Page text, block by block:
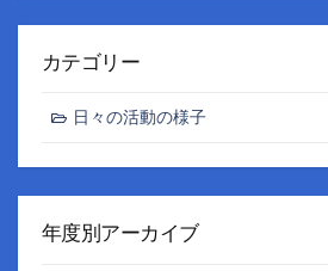
カテゴリー
日々の活動の様子
年度別アーカイブ